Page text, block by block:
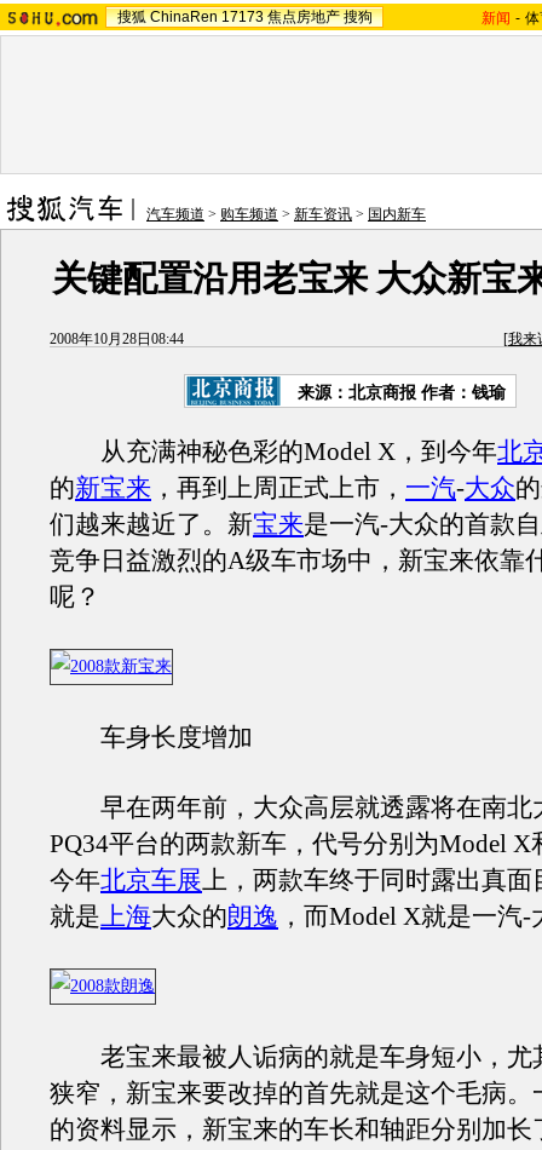
搜狐 ChinaRen 17173 焦点房地产 搜狗 新闻 -
汽车频道 > 购车频道 > 新车资讯 > 国内新车
关键配置沿用老宝来 大众新宝
2008年10月28日08:44 [我来
来源：北京商报 作者：钱瑜
从充满神秘色彩的Model X，到今年北
的新宝来 ，再到上周正式上市， 一汽-大众
们越来越近了。新宝来是一汽-大众的首款
竞争日益激烈的A级车市场中，新宝来依靠
呢？
车身长度增加
早在两年前，大众高层就透露将在南北
PQ34平台的两款新车，代号分别为Model X
今年北京车展上，两款车终于同时露出真面
就是上海大众的朗逸 ，而Model X就是一汽
老宝来最被人诟病的就是车身短小，尤
狭窄，新宝来要改掉的首先就是这个毛病。
的资料显示，新宝来的车长和轴距分别加长